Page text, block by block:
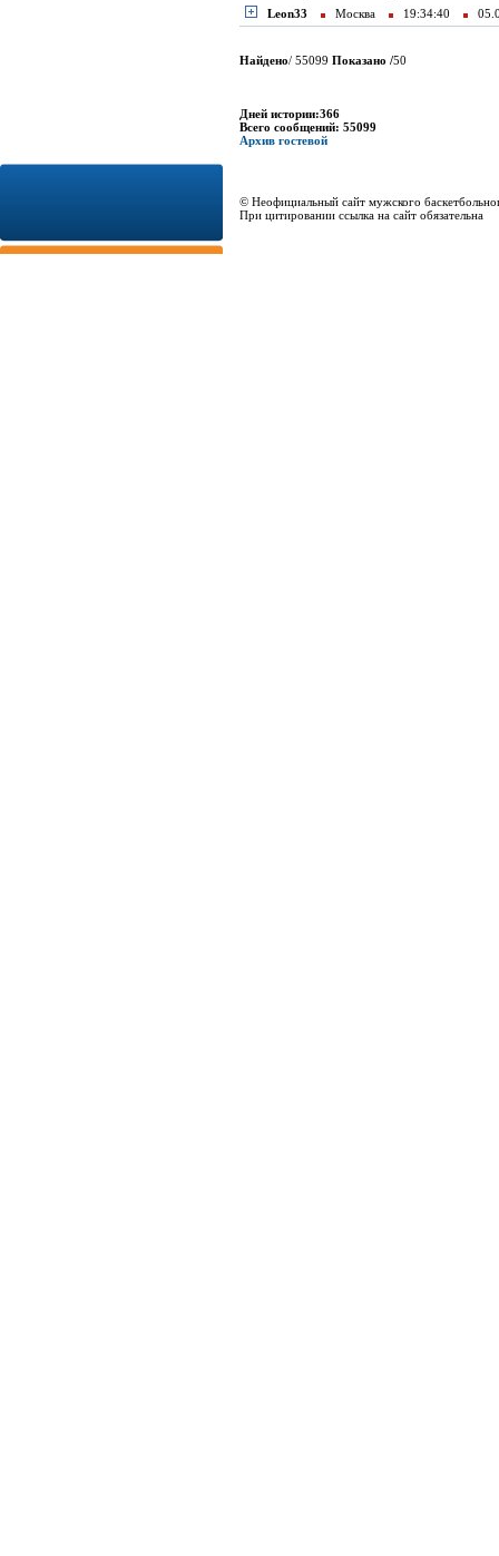
Leon33 Москва 19:34:40
Найдено/ 55099 Показано /50
Дней истории:366
Всего сообщений: 55099
Архив гостевой
© Неофициальный сайт мужского
При цитировании ссылка на сайт обязательна